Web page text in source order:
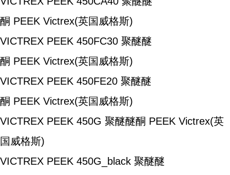
酮 PEEK Victrex(英国威格斯)
VICTREX PEEK 450FC30 聚醚醚
酮 PEEK Victrex(英国威格斯)
VICTREX PEEK 450FE20 聚醚醚
酮 PEEK Victrex(英国威格斯)
VICTREX PEEK 450G 聚醚醚酮 PEEK Victrex(英
国威格斯)
VICTREX PEEK 450G_black 聚醚醚